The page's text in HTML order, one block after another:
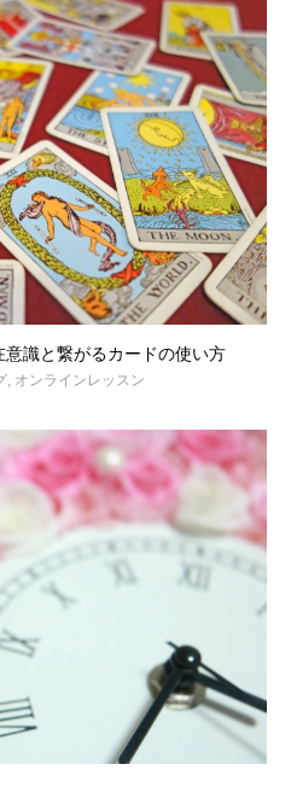
意識と繋がるカードの使い方
, オンラインレッスン